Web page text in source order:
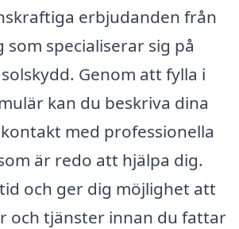
erbjudanden från
specialiserar sig på
Genom att fylla i
kan du beskriva dina
med professionella
är redo att hjälpa dig.
och ger dig möjlighet att
och tjänster innan du fattar